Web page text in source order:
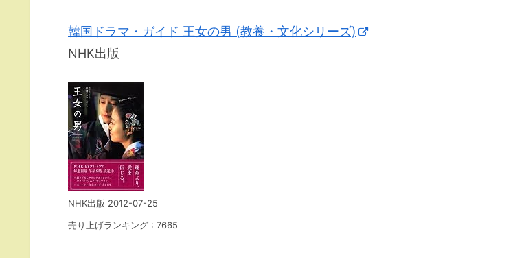
韓国ドラマ・ガイド 王女の男 (教養・文化シリーズ)
NHK出版
NHK出版 2012-07-25
売り上げランキング : 7665